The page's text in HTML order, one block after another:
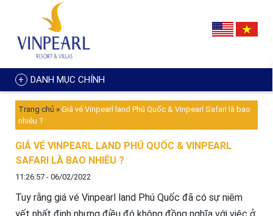
DANH MỤC CHÍNH
Trang chủ » Giá vé Vinpearl land Phú Quốc & Vinpearl Safari là bao
nhiêu ?
GIÁ VÉ VINPEARL LAND PHÚ QUỐC & VINPEARL
SAFARI LÀ BAO NHIÊU ?
11:26:57 - 06/02/2022
Tuy rằng giá vé Vinpearl land Phú Quốc đã có sự niêm